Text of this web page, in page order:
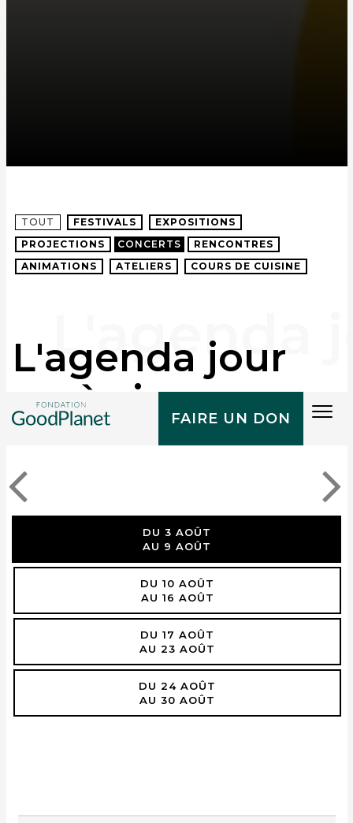
FAIRE UN DON
TOUT FESTIVALS
EXPOSITIONS
PROJECTIONS
CONCERTS
RENCONTRES
ANIMATIONS
ATELIERS COURS DE CUISINE
L'agenda jour
après jour
DU 3 AOÛT
AU 9 AOÛT
DU 10 AOÛT
AU 16 AOÛT
DU 17 AOÛT
AU 23 AOÛT
DU 24 AOÛT
AU 30 AOÛT